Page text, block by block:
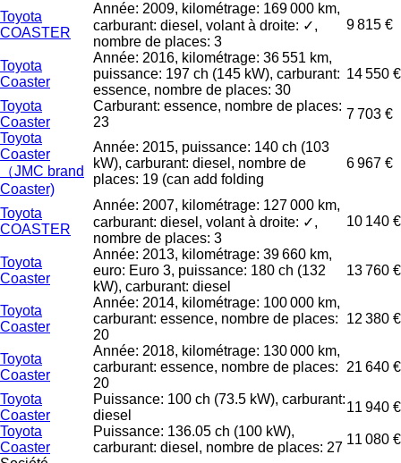
Toyota
COASTER
Année: 2009, kilométrage: 169 000 km,
carburant: diesel, volant à droite: ✓,
nombre de places: 3
9 815 €
Toyota
Coaster
Année: 2016, kilométrage: 36 551 km,
puissance: 197 ch (145 kW), carburant:
essence, nombre de places: 30
14 550 €
Toyota
Coaster
Carburant: essence, nombre de places:
23
7 703 €
Toyota
Coaster
（JMC brand
Coaster)
Année: 2015, puissance: 140 ch (103
kW), carburant: diesel, nombre de
places: 19 (can add folding
6 967 €
Toyota
COASTER
Année: 2007, kilométrage: 127 000 km,
carburant: diesel, volant à droite: ✓,
nombre de places: 3
10 140 €
Toyota
Coaster
Année: 2013, kilométrage: 39 660 km,
euro: Euro 3, puissance: 180 ch (132
kW), carburant: diesel
13 760 €
Toyota
Coaster
Année: 2014, kilométrage: 100 000 km,
carburant: essence, nombre de places:
20
12 380 €
Toyota
Coaster
Année: 2018, kilométrage: 130 000 km,
carburant: essence, nombre de places:
20
21 640 €
Toyota
Coaster
Puissance: 100 ch (73.5 kW), carburant:
diesel
11 940 €
Toyota
Coaster
Puissance: 136.05 ch (100 kW),
carburant: diesel, nombre de places: 27
11 080 €